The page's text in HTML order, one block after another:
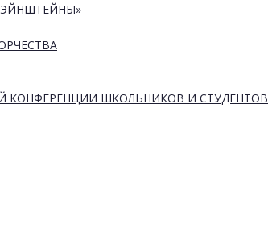
КОНФЕРЕНЦИИ ШКОЛЬНИКОВ И СТУДЕНТОВ